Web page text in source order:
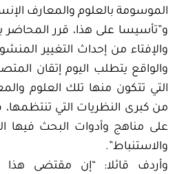
الموسومة بالعلوم والمعارف
و”تأسيسا على هذا، قرر المحاضر
والإفتاء من إحداث التغيير
والواقع يتطلب اليوم إتقان
التي تتكون منها تلك العلوم
من كبرى النظريات التي
على مناهج وأدوات البحث فيها
والاستنباط”.
وأردف قائلا: “إن مقتضى هذا